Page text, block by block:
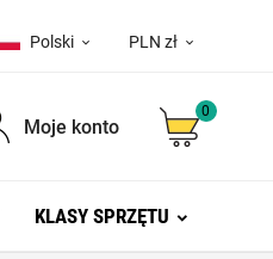
Polski  PLN zł 
Moje konto
0
KLASY SPRZĘTU